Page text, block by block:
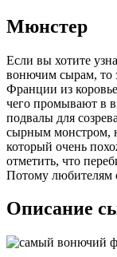
Мюнстер
Если вы хотите
вонючим сырам, то
Франции из
чего промывают в
подвалы для
сырным монстром,
который очень
отметить, что
Потому любителям
Описание